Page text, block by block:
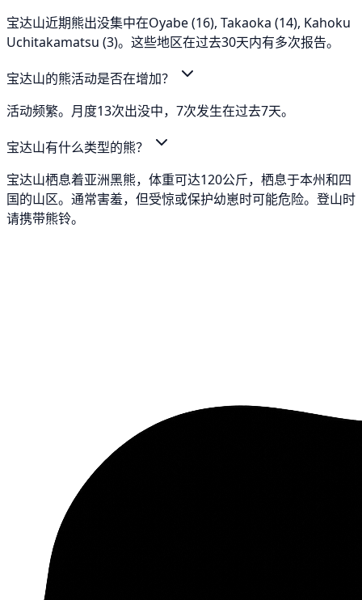
宝达山近期熊出没集中在Oyabe (16), Takaoka (14), Kahoku
Uchitakamatsu (3)。这些地区在过去30天内有多次报告。
宝达山的熊活动是否在增加？
活动频繁。月度13次出没中，7次发生在过去7天。
宝达山有什么类型的熊？
宝达山栖息着亚洲黑熊，体重可达120公斤，栖息于本州和四
国的山区。通常害羞，但受惊或保护幼崽时可能危险。登山时
请携带熊铃。